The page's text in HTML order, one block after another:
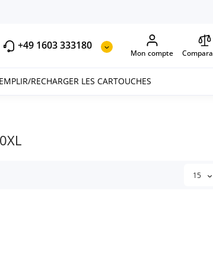
+49 1603 333180
Mon compte
RECHARGER LES CARTOUCHES
15